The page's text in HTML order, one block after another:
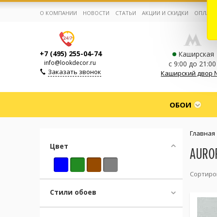
Корзина:0
Избранное:0 товаров
Каталог
О КОМПАНИИ НОВОСТИ СТАТЬИ АКЦИИ И СКИДКИ
+7 (495) 255-04-74
info@lookdecor.ru
Заказать звонок
Каширская
с 9:00 до 21:00
Каширский двор
ОБОИ
Цвет
Стили обоев
Главная